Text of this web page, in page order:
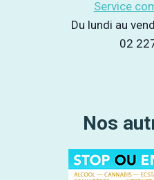
Service
Du lundi au
02
Nos